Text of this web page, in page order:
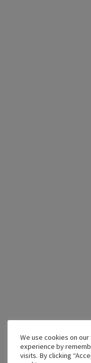
We use cookies on
experience by
visits. By clicking